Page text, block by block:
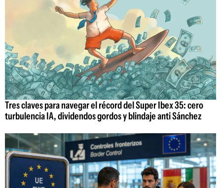
Tres claves para navegar el récord del Super Ibex 35: cero
turbulencia IA, dividendos gordos y blindaje anti Sánchez